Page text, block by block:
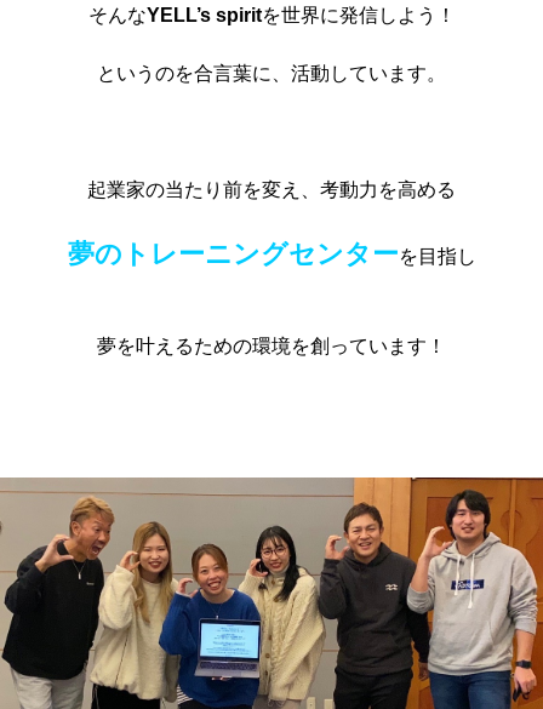
そんなYELL’s spiritを世界に発信しよう！
というのを合言葉に、活動しています。
起業家の当たり前を変え、考動力を高める
夢のトレーニングセンターを目指し
夢を叶えるための環境を創っています！